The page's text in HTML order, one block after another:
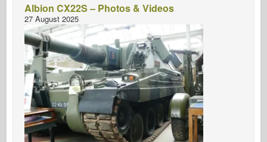
Albion CX22S – Photos & Videos
27 August 2025